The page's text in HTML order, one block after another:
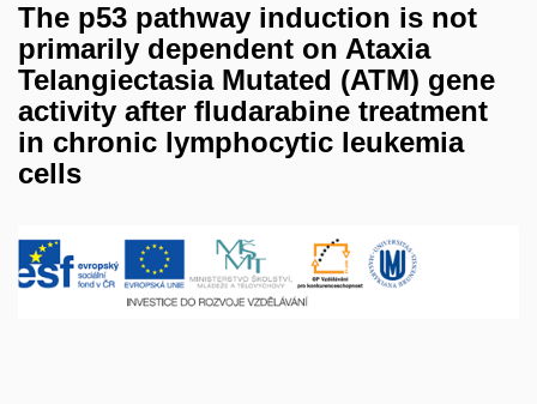
The p53 pathway induction is not
primarily dependent on Ataxia
Telangiectasia Mutated (ATM) gene
activity after fludarabine treatment
in chronic lymphocytic leukemia
cells